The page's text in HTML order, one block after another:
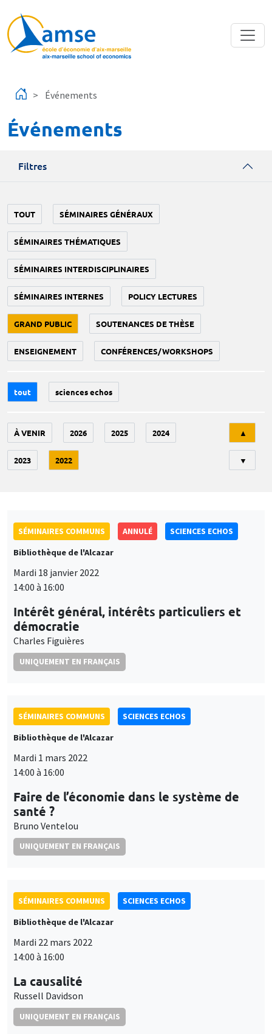
Événements
Événements
Filtres
TOUT SÉMINAIRES GÉNÉRAUX
SÉMINAIRES THÉMATIQUES
SÉMINAIRES INTERDISCIPLINAIRES
SÉMINAIRES INTERNES POLICY LECTURES
GRAND PUBLIC SOUTENANCES DE THÈSE
ENSEIGNEMENT CONFÉRENCES/WORKSHOPS
tout sciences echos
À VENIR 2026 2025 2024
2023 2022
▲
▼
SÉMINAIRES COMMUNS ANNULÉ
SCIENCES ECHOS
Bibliothèque de l'Alcazar
Mardi 18 janvier 2022
14:00 à 16:00
Intérêt général, intérêts particuliers et
démocratie
Charles Figuières
UNIQUEMENT EN FRANÇAIS
SÉMINAIRES COMMUNS
SCIENCES ECHOS
Bibliothèque de l'Alcazar
Mardi 1 mars 2022
14:00 à 16:00
Faire de l’économie dans le système de
santé ?
Bruno Ventelou
UNIQUEMENT EN FRANÇAIS
SÉMINAIRES COMMUNS
SCIENCES ECHOS
Bibliothèque de l'Alcazar
Mardi 22 mars 2022
14:00 à 16:00
La causalité
Russell Davidson
UNIQUEMENT EN FRANÇAIS